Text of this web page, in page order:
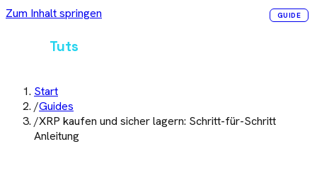
Zum Inhalt springen
Tuts
Start
/Guides
/XRP kaufen und sicher lagern: Schritt-für-Schritt
Anleitung
GUIDE